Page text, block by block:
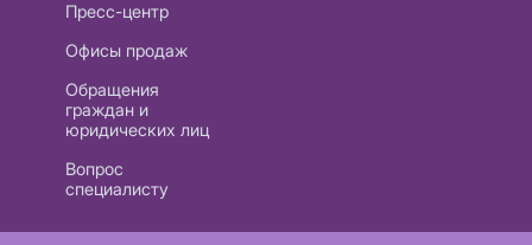
Пресс-центр
Офисы продаж
Обращения
граждан и
юридических лиц
Вопрос
специалисту